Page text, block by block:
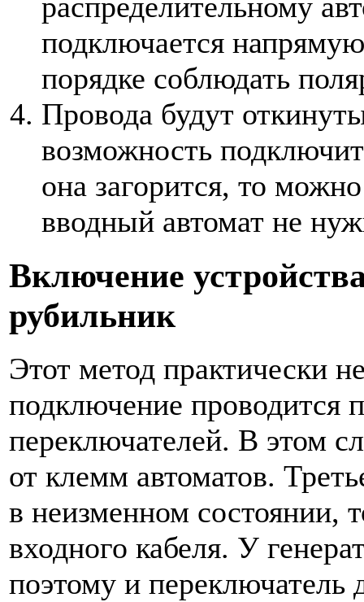
подключается
порядке соблюдать
Провода будут
возможность
она загорится, то
вводный автомат не
Включение
рубильник
Этот метод практически
подключение
переключателей. В этом
от клемм автоматов.
в неизменном состоянии,
входного кабеля. У
поэтому и переключатель